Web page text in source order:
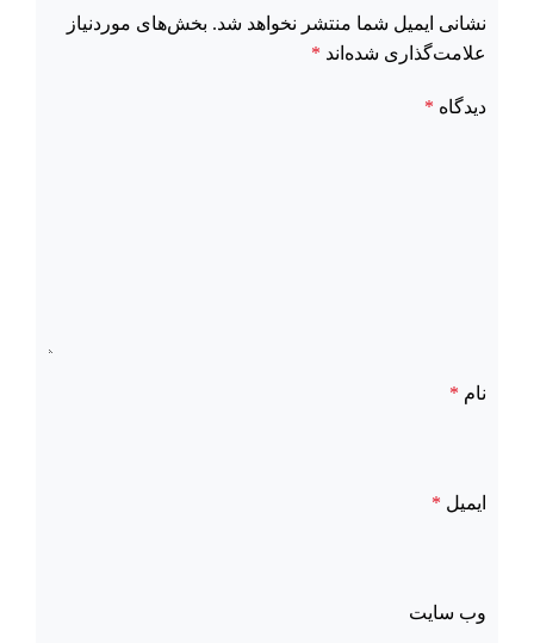
نشانی ایمیل شما منتشر نخواهد شد. بخش‌های موردنیاز
علامت‌گذاری شده‌اند *
دیدگاه *
نام *
ایمیل *
وب‌ سایت